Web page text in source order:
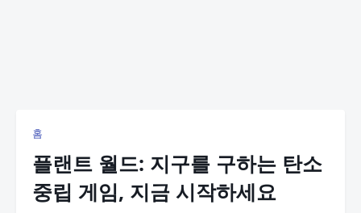
홈
플랜트 월드: 지구를 구하는 탄소
중립 게임, 지금 시작하세요